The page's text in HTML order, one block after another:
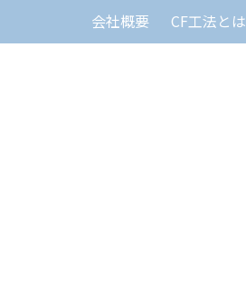
会社概要 CF工法とは